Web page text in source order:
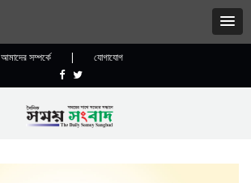
আমাদের সম্পর্কে | যোগাযোগ